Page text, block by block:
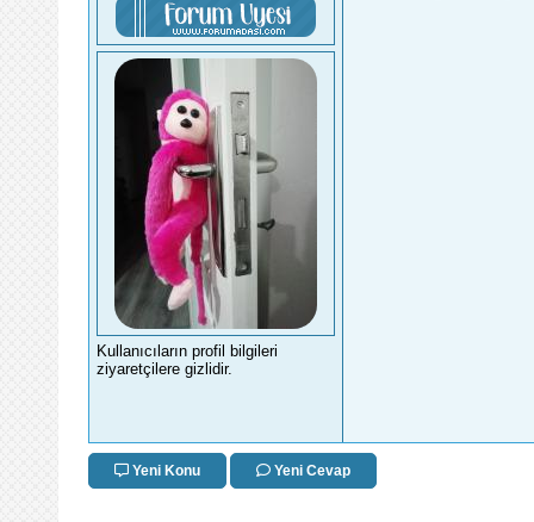
Kullanıcıların profil bilgileri
ziyaretçilere gizlidir.
Yeni Konu Yeni Cevap